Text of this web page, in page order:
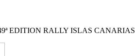
EDITION RALLY ISLAS CANARIAS